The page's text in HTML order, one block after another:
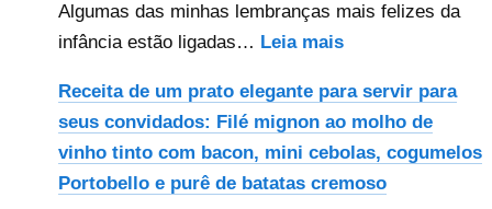
uma
das
receitas
que
você
vai
Algumas das minhas lembranças mais felizes da
infância estão ligadas… Leia mais:
Comidas
Simples
dos
Anos
Receita de um prato elegante para servir para
seus convidados: Filé mignon ao molho de
vinho tinto com bacon, mini cebolas, cogumelos
Portobello e purê de batatas cremoso